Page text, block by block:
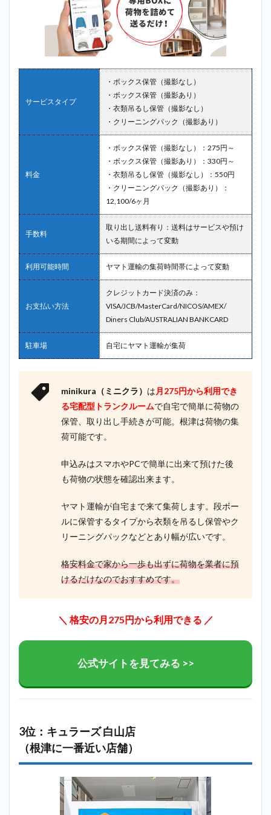
サービスタイプ
・ボックス保管（撮影なし）
・ボックス保管（撮影あり）
・衣類吊るし保管（撮影なし）
・クリーニングパック（撮影あり）
料金
・ボックス保管（撮影なし）：275円～
・ボックス保管（撮影あり）：330円～
・衣類吊るし保管（撮影なし）：550円
・クリーニングパック（撮影あり）：
12,100/6ヶ月
手数料
取り出し送料有り：送料はサービスや預け
いる期間によって変動
利用可能時間 ヤマト運輸の集荷時間帯によって変動
お支払い方法
クレジットカード決済のみ：
VISA/JCB/MasterCard/NICOS/AMEX/
Diners Club/AUSTRALIAN BANKCARD
駐車場 自宅にヤマト運輸が集荷
minikura（ミニクラ） は 月275円から利用でき
る宅配型トランクルームで自宅で簡単に荷物の
保管、取り出し手続きが可能。根津は荷物の集
荷可能です。
申込みはスマホやPCで簡単に出来て預けた後
も荷物の状態を確認出来ます。
ヤマト運輸が自宅まで来て集荷します。段ボー
ルに保管するタイプから衣類を吊るし保管やク
リーニングパックなどとあり幅が広いです。
格安料金で家から一歩も出ずに荷物を業者に預
けるだけなのでおすすめです。
＼ 格安の月275円から利用できる ／
公式サイトを見てみる >>
3位：キュラーズ 白山店
（根津に一番近い店舗）